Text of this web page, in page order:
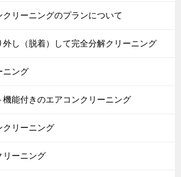
クリーニングのプランについて
外し（脱着）して完全分解クリーニング
ニング
機能付きのエアコンクリーニング
クリーニング
リーニング